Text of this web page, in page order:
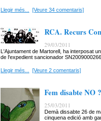
Llegir més... [Veure 34 comentaris]
RCA. Recurs
29/03/2011
L'Ajuntament de Martorell, ha interposat
de l'expedient sancionador
Llegir més... [Veure 2 comentaris]
Fem disabte NO ?
25/03/2011
Demà dissabte 26 de
cinquena edició amb